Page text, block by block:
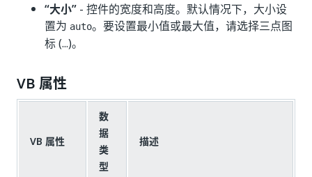
“大小” - 控件的宽度和高度。默认情况下，大小设
置为 auto。要设置最小值或最大值，请选择三点图
标 (...)。
VB 属性
VB 属性
数
据
类
型
描述